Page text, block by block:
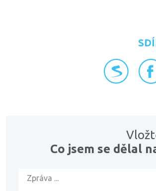
přidat na
Co jsem se dělal